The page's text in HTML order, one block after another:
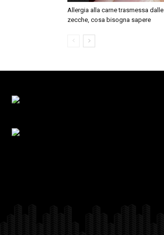
Allergia alla carne trasmessa dalle
zecche, cosa bisogna sapere